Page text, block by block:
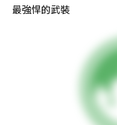
最強悍的武裝